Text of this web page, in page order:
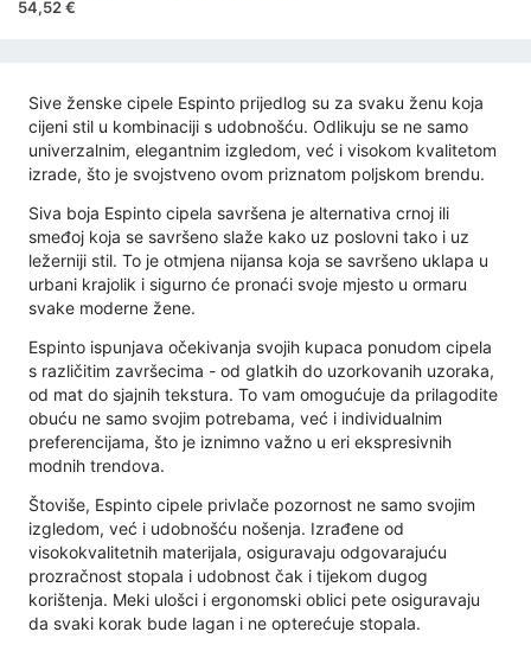
54,52 €
Sive ženske cipele Espinto prijedlog su za svaku ženu koja
cijeni stil u kombinaciji s udobnošću. Odlikuju se ne samo
univerzalnim, elegantnim izgledom, već i visokom kvalitetom
izrade, što je svojstveno ovom priznatom poljskom brendu.
Siva boja Espinto cipela savršena je alternativa crnoj ili
smeđoj koja se savršeno slaže kako uz poslovni tako i uz
ležerniji stil. To je otmjena nijansa koja se savršeno uklapa u
urbani krajolik i sigurno će pronaći svoje mjesto u ormaru
svake moderne žene.
Espinto ispunjava očekivanja svojih kupaca ponudom cipela
s različitim završecima - od glatkih do uzorkovanih uzoraka,
od mat do sjajnih tekstura. To vam omogućuje da prilagodite
obuću ne samo svojim potrebama, već i individualnim
preferencijama, što je iznimno važno u eri ekspresivnih
modnih trendova.
Štoviše, Espinto cipele privlače pozornost ne samo svojim
izgledom, već i udobnošću nošenja. Izrađene od
visokokvalitetnih materijala, osiguravaju odgovarajuću
prozračnost stopala i udobnost čak i tijekom dugog
korištenja. Meki ulošci i ergonomski oblici pete osiguravaju
da svaki korak bude lagan i ne opterećuje stopala.